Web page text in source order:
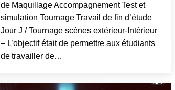
de Maquillage Accompagnement Test et
simulation Tournage Travail de fin d’étude
Jour J / Tournage scènes extérieur-Intérieur
– L’objectif était de permettre aux étudiants
de travailler de…